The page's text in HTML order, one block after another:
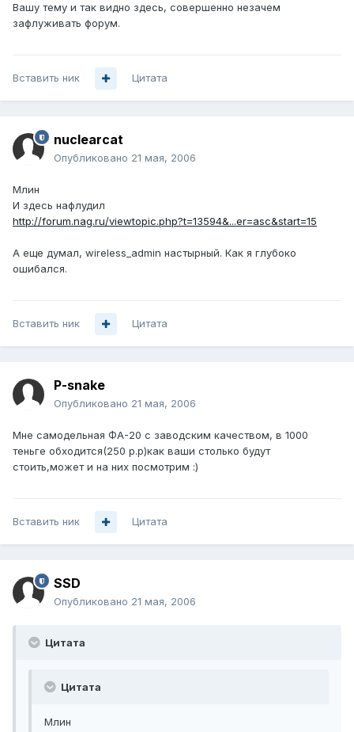
Вашу тему и так видно здесь, совершенно незачем
зафлуживать форум.
Вставить ник Цитата
nuclearcat
Опубликовано 21 мая, 2006
Млин
И здесь нафлудил
http://forum.nag.ru/viewtopic.php?t=13594&...er=asc&start=15
А еще думал, wireless_admin настырный. Как я глубоко
ошибался.
Вставить ник Цитата
P-snake
Опубликовано 21 мая, 2006
Мне самодельная ФА-20 с заводским качеством, в 1000
теньге обходится(250 р.р)как ваши столько будут
стоить,может и на них посмотрим :)
Вставить ник Цитата
SSD
Опубликовано 21 мая, 2006
Цитата
Цитата
Млин